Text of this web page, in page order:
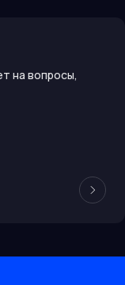
на вопросы,